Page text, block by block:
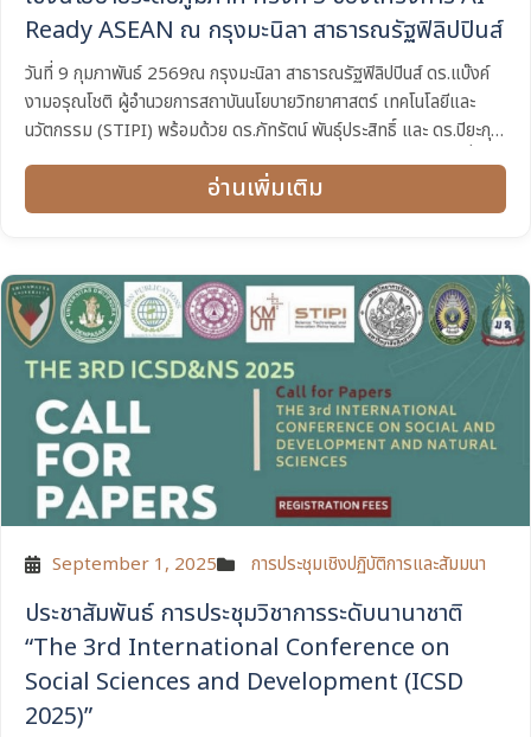
Ready ASEAN ณ กรุงมะนิลา สาธารณรัฐฟิลิปปินส์
วันที่ 9 กุมภาพันธ์ 2569ณ กรุงมะนิลา สาธารณรัฐฟิลิปปินส์ ดร.แบ๊งค์
งามอรุณโชติ ผู้อำนวยการสถาบันนโยบายวิทยาศาสตร์ เทคโนโลยีและ
นวัตกรรม (STIPI) พร้อมด้วย ดร.ภัทรัตน์ พันธุ์ประสิทธิ์ และ ดร.ปิยะกุล
สมศิริวงศ์ นักวิจัย เข้าร่วมการประชุมเชิงนโยบายระดับภูมิภาค ครั้งที่ 3...
อ่านเพิ่มเติม
September 1, 2025 การประชุมเชิงปฏิบัติการและสัมมนา
ประชาสัมพันธ์ การประชุมวิชาการระดับนานาชาติ
“The 3rd International Conference on
Social Sciences and Development (ICSD
2025)”